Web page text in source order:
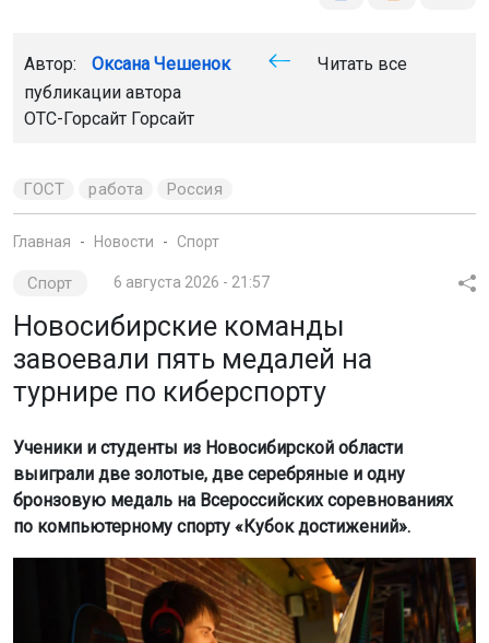
Автор: Оксана Чешенок
Читать все
публикации автора
ОТС-Горсайт Горсайт
ГОСТ работа Россия
Главная Новости Спорт
Спорт 6 августа 2026 - 21:57
Новосибирские команды
завоевали пять медалей на
турнире по киберспорту
Ученики и студенты из Новосибирской области
выиграли две золотые, две серебряные и одну
бронзовую медаль на Всероссийских соревнованиях
по компьютерному спорту «Кубок достижений».